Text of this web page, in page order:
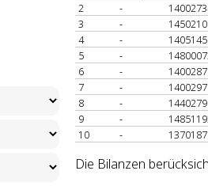
2
-
3
-
4
-
5
-
6
-
7
-
8
-
9
-
10
-
Die Bilanzen